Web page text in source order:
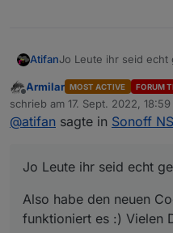
           }
break;
AtifanJo Leute ihr seid echt
Also habe den neuen
funktioniert es :)
Also den Code hier
var
Offline
Armilar MOST ACTIVE FORUM
schrieb am 17. Sept. 2022, 18:59
zuletzt editiert von
@atifan sagte in Sonoff
Jo Leute ihr seid echt
Also habe den neuen
funktioniert es :) Vielen